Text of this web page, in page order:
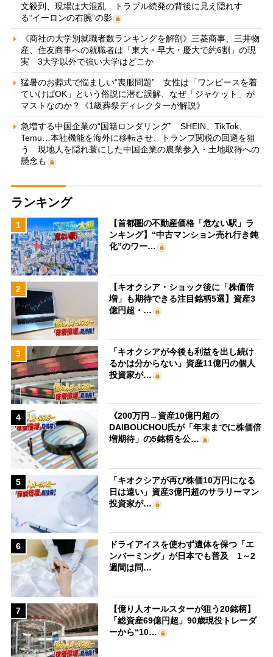
文殺到、現場は大混乱 トラブル続発の背後に見え隠れす
る“イーロンの右腕”の影
《商社の大学別就職者数ランキングを解剖》三菱商事、三井物
産、住友商事への就職者は「東大・早大・慶大で約6割」の現
実 3大学以外で強い大学はどこか
猛暑のお葬式で悩ましい“喪服問題” 女性は「ワンピースを着
ていけばOK」という俗説に潜む誤解、なぜ「ジャケット」が
マストなのか？《1級葬祭ディレクターが解説》
急増する中国企業の“国籍ロンダリング” SHEIN、TikTok、
Temu…本社機能を海外に移転させ、トランプ関税の回避を狙
う 現地人を隠れ蓑にした中国企業の農業参入・土地取得への
懸念も
ランキング
1
【首都圏の不動産価格「危ない駅」ラ
ンキング】“中古マンション売れ行き鈍
化”のワー…
2
【キオクシア・ショック後に「株価倍
増」も期待できる注目銘柄5選】資産3
億円超・…
3
「キオクシアが今後も利益を出し続け
るかは分からない」資産11億円の個人
投資家が…
4
《200万円→資産10億円超の
DAIBOUCHOU氏が「年末までに株価倍
増期待」の5銘柄を公…
5
「キオクシアが再び株価10万円になる
日は遠い」資産3億円超のサラリーマン
投資家が…
6
ドライアイスを使わず遺体を保つ「エ
ンバーミング」が日本でも普及 1～2
週間は問…
7
【億り人オールスターが狙う20銘柄】
「総資産69億円超」90歳現役トレーダ
ーから“10…